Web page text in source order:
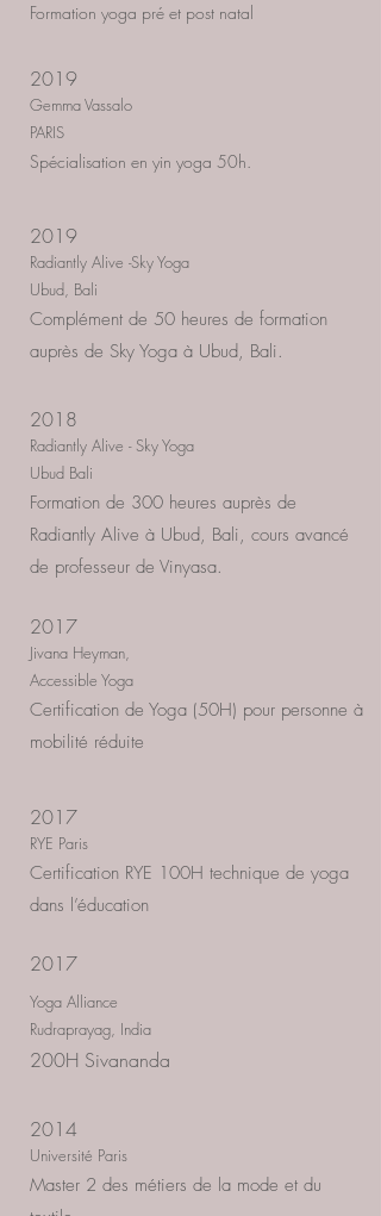
Formation yoga pré et post natal
2019
Gemma Vassalo
PARIS
Spécialisation en yin yoga 50h.
2019
Radiantly Alive -Sky Yoga
Ubud, Bali
Complément de 50 heures de formation
auprès de Sky Yoga à Ubud, Bali.
2018
Radiantly Alive - Sky Yoga
Ubud Bali
Formation de 300 heures auprès de
Radiantly Alive à Ubud, Bali, cours avancé
de professeur de Vinyasa.
2017
Jivana Heyman,
Accessible Yoga
Certification de Yoga (50H) pour personne à
mobilité réduite
2017
RYE Paris
Certification RYE 100H technique de yoga
dans l’éducation
2017
Yoga Alliance
Rudraprayag, India
200H Sivananda
2014
Université Paris
Master 2 des métiers de la mode et du